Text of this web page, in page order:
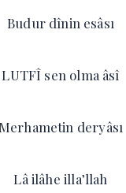
Budur dînin esâsı
LUTFÎ sen olma âsî
Merhametin deryâsı
Lâ ilâhe illa’llah